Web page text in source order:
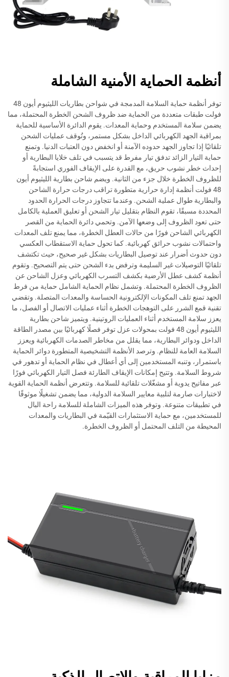
أنظمة الحماية الأمنية الشاملة
توفر أنظمة حماية السلامة المدمجة في شواحن بطاريات الليثيوم أيون 48
فولت طبقات متعددة من الحماية ضد ظروف الشحن الخطرة المحتملة، مما
يضمن سلامة المستخدم وحماية المعدات. يقوم الدائرة الأساسية للحماية
بمراقبة الجهد الكهربائي الداخل بشكل مستمر، وتُوقف عمليات الشحن
تلقائيًا إذا تجاوز الجهد حدوده الآمنة أو انخفض دون العتبات الدنيا. وتمنع
حماية التيار الزائد تدفق تيار مفرط قد يتسبب في تلف خلايا البطارية أو
إحداث خطر نشوب حريق، مع القدرة على الإيقاف الفوري استجابةً
للظروف الخطرة خلال جزء من الثانية. ويضم شاحن بطارية الليثيوم أيون
48 فولت أنظمة إدارة حرارية متطورة تراقب درجات حرارة الشاحن
والبطارية طوال عملية الشحن. وعندما تتجاوز درجات الحرارة الحدود
المحددة مسبقًا، تقوم النظام بتقليل تيار الشحن أو تعليق العملية بالكامل
حتى تعود الظروف إلى وضعها الآمن. وتحمي دائرة الحماية من القصر
الكهربائي الشاحن فورًا من حالات العطل الخطرة، مما يمنع تلف المعدات
واحتمالات نشوب حرائق كهربائية. كما تحول حماية الاستقطاب العكسي
دون حدوث أضرار عند توصيل البطاريات بشكل غير صحيح، حيث تكتشف
تلقائيًا التوصيلات غير السليمة وترفض بدء الشحن حتى يتم التصحيح. وتقوم
أنظمة كشف عطل الأرضية بكشف التسرب الكهربائي وعزل الشاحن عن
الظروف الخطرة المحتملة. وتشمل نظام الحماية الشامل حماية من فرط
الجهد تمنع تلف المكونات الإلكترونية الحساسة والمعدات المتصلة. وتقضي
تقنية قمع الشرر على التوهجات الخطرة أثناء عمليات الاتصال أو الفصل، ما
يعزز سلامة المستخدم أثناء العمليات الروتينية. ويتميز شاحن بطارية
الليثيوم أيون 48 فولت بمحولات عزل توفر فصلًا كهربائيًا بين مصدر الطاقة
الداخل ودوائر البطارية، مما يقلل من مخاطر الصدمات الكهربائية ويعزز
السلامة العامة للنظام. وترصد الأنظمة التشخيصية المتطورة دوائر الحماية
باستمرار، وتنبه المستخدمين إلى أي أعطال في نظام الحماية أو تدهور في
شروط السلامة. وتتيح إمكانات الإيقاف الطارئة فصل التيار الكهربائي فورًا
عبر مفاتيح يدوية أو مشغّلات تلقائية للسلامة. وتتعرض أنظمة الحماية القوية
لاختبارات صارمة لتلبية معايير السلامة الدولية، مما يضمن تشغيلًا موثوقًا
في تطبيقات متنوعة. وتوفر هذه الميزات الشاملة للسلامة راحة البال
للمستخدمين، مع حماية الاستثمارات القيّمة في البطاريات والمعدات
المحيطة من التلف المحتمل أو الظروف الخطرة.